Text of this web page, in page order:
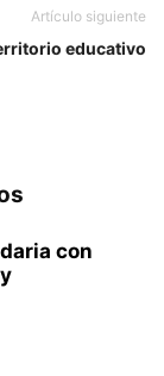
Artículo siguiente
educativo
con